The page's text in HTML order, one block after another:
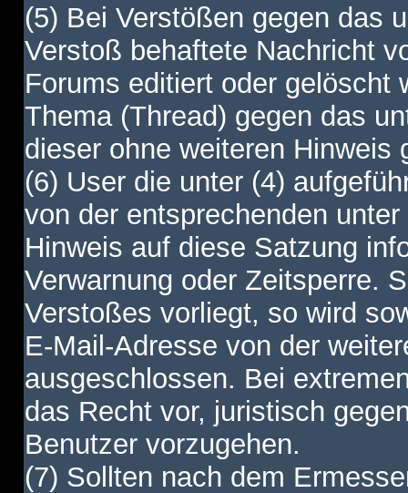
(5) Bei Verstößen gegen das
Verstoß behaftete Nachricht
Forums editiert oder gelöscht
Thema (Thread) gegen das
dieser ohne weiteren Hinweis
(6) User die unter (4)
von der entsprechenden
Hinweis auf diese Satzung
Verwarnung oder Zeitsperre.
Verstoßes vorliegt, so wird
E-Mail-Adresse von der
ausgeschlossen. Bei
das Recht vor, juristisch
Benutzer vorzugehen.
(7) Sollten nach dem